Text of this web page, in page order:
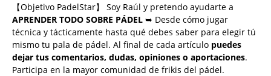
【Objetivo PadelStar】 Soy Raúl y pretendo ayudarte a
APRENDER TODO SOBRE PÁDEL ➥ Desde cómo jugar
técnica y tácticamente hasta qué debes saber para elegir tú
mismo tu pala de pádel. Al final de cada artículo puedes
dejar tus comentarios, dudas, opiniones o aportaciones.
Participa en la mayor comunidad de frikis del pádel.